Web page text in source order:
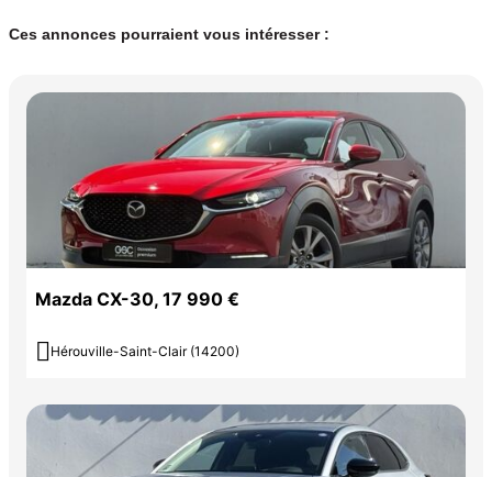
Ces annonces pourraient vous intéresser :
Mazda CX-30, 17 990 €
 Hérouville-Saint-Clair (14200)